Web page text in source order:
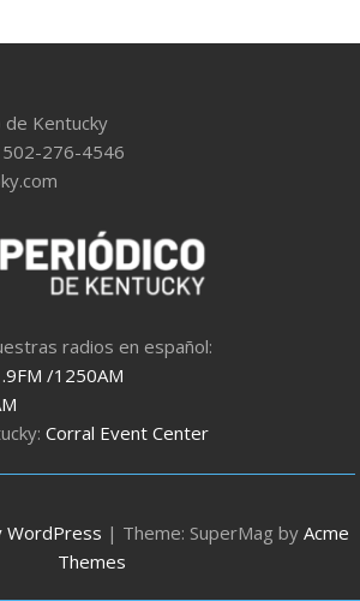
de Kentucky
276-4546
radios en español:
/1250AM
Corral Event Center
WordPress | Theme: SuperMag by Acme
Themes